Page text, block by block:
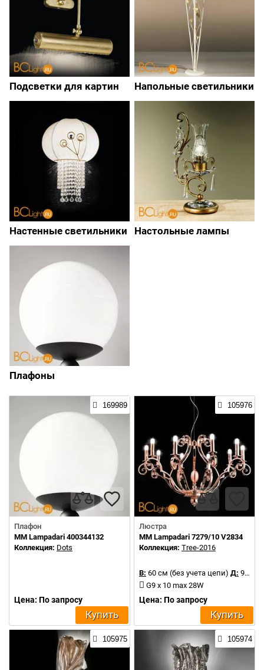
Подсветки для картин Напольные светильники
Настенные светильники Настольные лампы
Плафоны
169989
Плафон
MM Lampadari 400344132
Коллекция: Dots
Цена: По запросу
Купить
105976
Люстра
MM Lampadari 7279/10 V2834
Коллекция: Tree-2016
В: 60 см (без учета цепи) Д: 95 см
G9 x 10 max 28W
Цена: По запросу
Купить
105975 105974